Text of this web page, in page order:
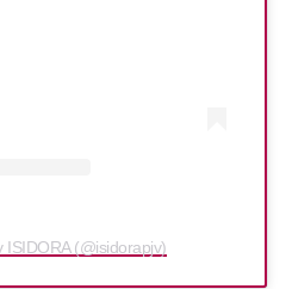
ISIDORA (@isidorapjv)